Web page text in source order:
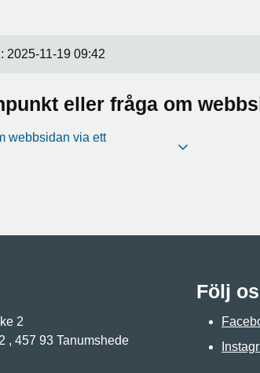
2025-11-19 09:42
eller fråga om
webbsidan via ett
2
, 457 93 Tanumshede
Följ